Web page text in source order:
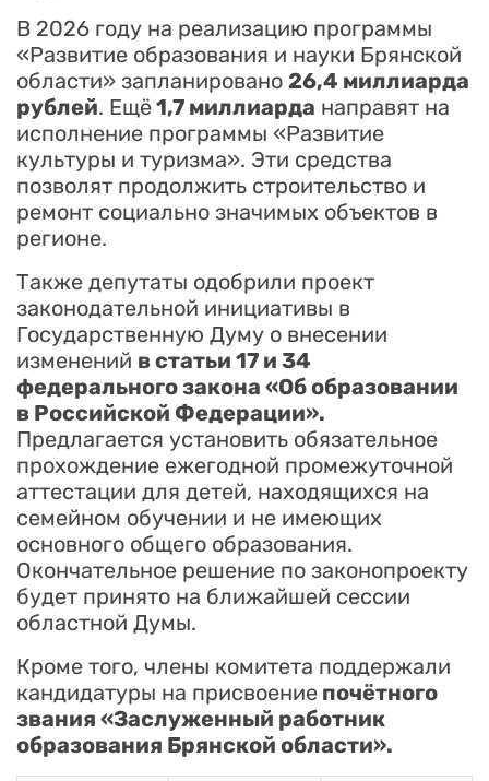
В 2026 году на реализацию программы
«Развитие образования и науки Брянской
области» запланировано 26,4 миллиарда
рублей. Ещё1,7 миллиарда направят на
исполнение программы «Развитие
культуры и туризма». Эти средства
позволят продолжить строительство и
ремонт социально значимых объектов в
регионе.
Также депутаты одобрили проект
законодательной инициативы в
Государственную Думу о внесении
изменений в статьи 17 и 34
федерального закона «Об образовании
в Российской Федерации».
Предлагается установить обязательное
прохождение ежегодной промежуточной
аттестации для детей, находящихся на
семейном обучении и не имеющих
основного общего образования.
Окончательное решение по законопроекту
будет принято на ближайшей сессии
областной Думы.
Кроме того, члены комитета поддержали
кандидатуры на присвоение почётного
звания «Заслуженный работник
образования Брянской области».